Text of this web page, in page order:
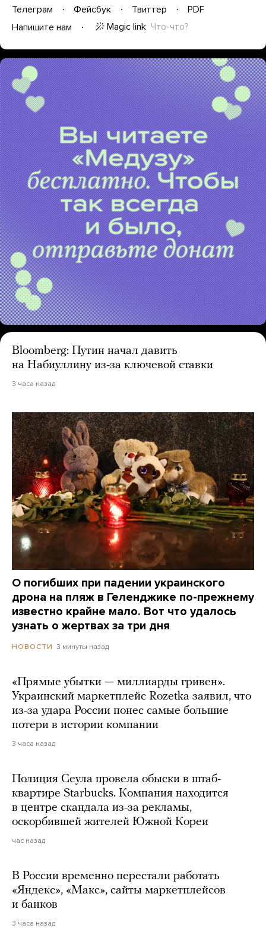
Телеграм Фейсбук Твиттер
PDF
Напишите нам
Magic link Что-что?
Bloomberg: Путин начал давить
на Набиуллину из-за ключевой ставки
3 часа назад
О погибших при падении украинского
дрона на пляж в Геленджике по-прежнему
известно крайне мало. Вот что удалось
узнать о жертвах за три дня
НОВОСТИ 3 минуты назад
«Прямые убытки — миллиарды гривен».
Украинский маркетплейс Rozetka заявил, что
из-за удара России понес самые большие
потери в истории компании
3 часа назад
Полиция Сеула провела обыски в штаб-
квартире Starbucks. Компания находится
в центре скандала из-за рекламы,
оскорбившей жителей Южной Кореи
час назад
В России временно перестали работать
«Яндекс», «Макс», сайты маркетплейсов
и банков
3 часа назад